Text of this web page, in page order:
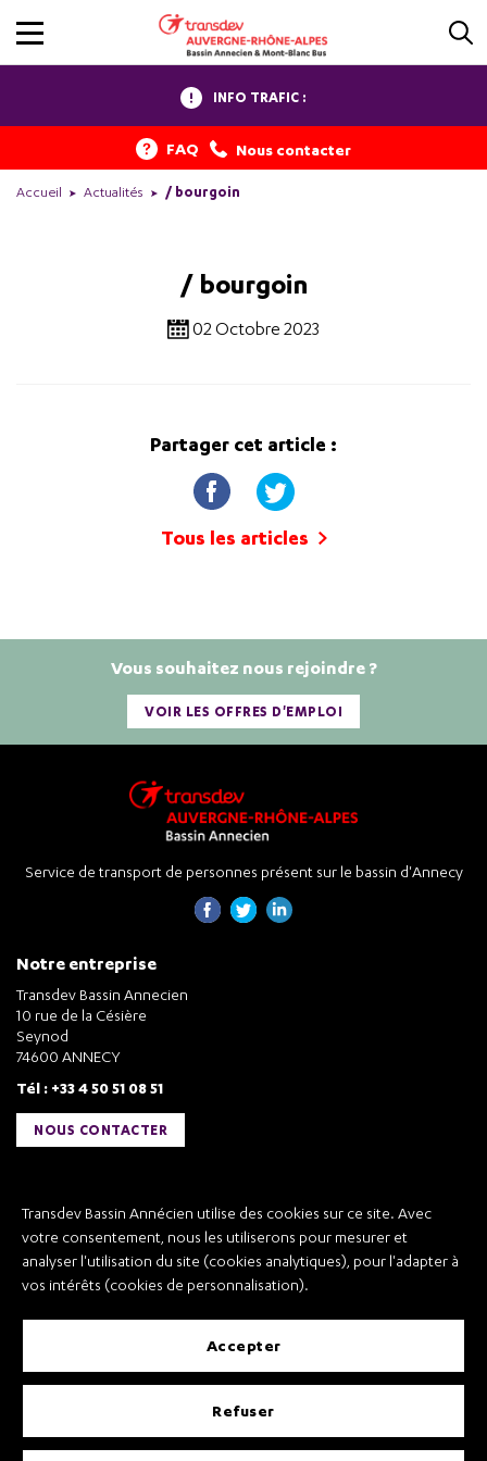
Transdev Bassin Annécien utilise des cookies sur ce site. Avec
votre consentement, nous les utiliserons pour mesurer et
analyser l'utilisation du site (cookies analytiques), pour l'adapter à
vos intérêts (cookies de personnalisation).
accepter
refuser
INFO TRAFIC :
FAQ Nous contacter
Accueil Actualités / bourgoin
/ bourgoin
02 Octobre 2023
Partager cet article :
Tous les articles
Vous souhaitez nous rejoindre ?
VOIR LES OFFRES D'EMPLOI
Service de transport de personnes présent sur le bassin d'Annecy
Notre entreprise
Transdev Bassin Annecien
10 rue de la Césière
Seynod
74600 ANNECY
Tél : +33 4 50 51 08 51
NOUS CONTACTER
Transdev Bassin Annécien
Recrutement
Conditions Générales de Vente et Transport
Conditions Générales d’Utilisation
Règlement